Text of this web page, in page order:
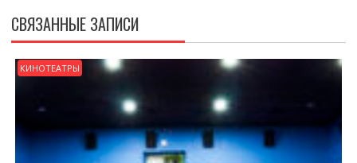
СВЯЗАННЫЕ ЗАПИСИ
КИНОТЕАТРЫ